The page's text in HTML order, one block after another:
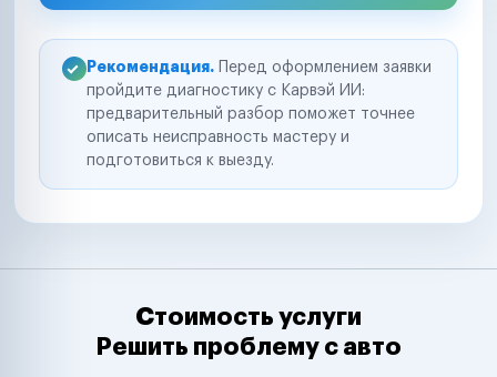
Рекомендация. Перед оформлением заявки
пройдите диагностику с Карвэй ИИ:
предварительный разбор поможет точнее
описать неисправность мастеру и
подготовиться к выезду.
Стоимость услуги
Решить проблему с авто